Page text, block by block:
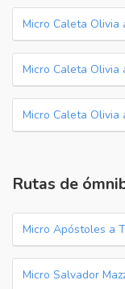
Micro Caleta Olivia
Micro Caleta Olivia
Micro Caleta Olivia
Rutas de
Micro Apóstoles a
Micro Salvador